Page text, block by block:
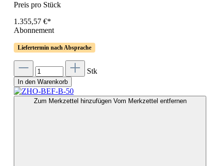
Preis pro Stück
1.355,57 €*
Abonnement
Liefertermin nach Absprache
Stk
In den Warenkorb
Zum Merkzettel hinzufügen Vom Merkzettel entfernen